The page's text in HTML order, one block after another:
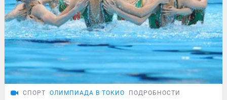
СПОРТ ОЛИМПИАДА В ТОКИО ПОДРОБНОСТИ